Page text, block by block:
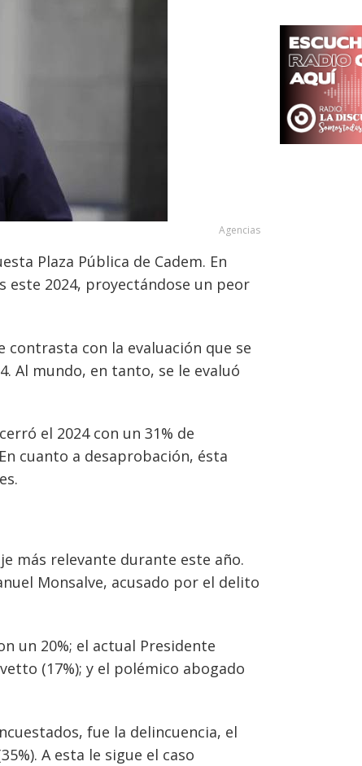
Agencias
Plaza Pública de Cadem. En
este 2024, proyectándose un peor
contrasta con la evaluación que se
Al mundo, en tanto, se le evaluó
el 2024 con un 31% de
cuanto a desaprobación, ésta
más relevante durante este año.
Monsalve, acusado por el delito
un 20%; el actual Presidente
(17%); y el polémico abogado
fue la delincuencia, el
A esta le sigue el caso